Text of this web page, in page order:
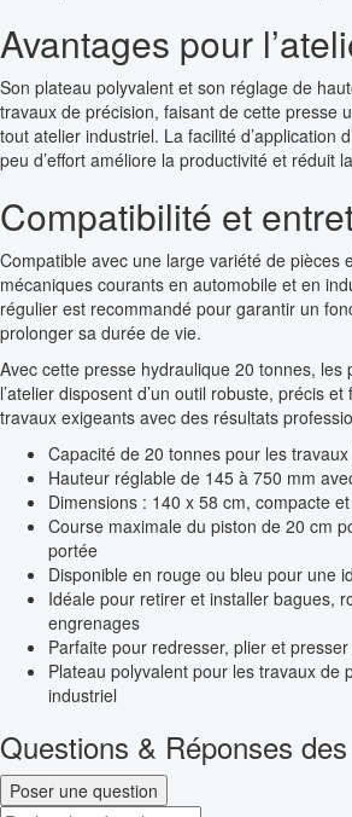
Avantages pour
Son plateau polyvalent et son réglage de
travaux de précision, faisant de cette presse
tout atelier industriel. La facilité d’application
peu d’effort améliore la productivité et réduit
Compatibilité et
Compatible avec une large variété de pièces
mécaniques courants en automobile et en
régulier est recommandé pour garantir un
prolonger sa durée de vie.
Avec cette presse hydraulique 20 tonnes, les
l’atelier disposent d’un outil robuste, précis
travaux exigeants avec des résultats
Capacité de 20 tonnes pour les
Hauteur réglable de 145 à 750 mm
Dimensions : 140 x 58 cm, compacte
Course maximale du piston de 20 cm
portée
Disponible en rouge ou bleu pour une
Idéale pour retirer et installer bagues,
engrenages
Parfaite pour redresser, plier et
Plateau polyvalent pour les travaux de
industriel
Questions & Réponses
Poser une question